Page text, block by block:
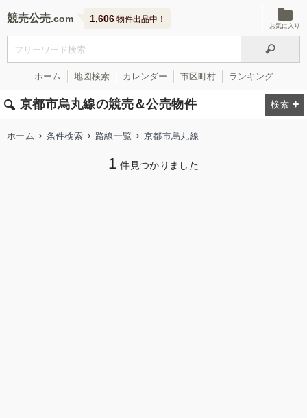
競売公売 1,606 物件出品中！
お気に入り
ホーム 地図検索 カレンダー 市区町村 ランキング
京都市烏丸線の競売＆公売物件
ホーム 条件検索 路線一覧 京都市烏丸線
1 件見つかりました